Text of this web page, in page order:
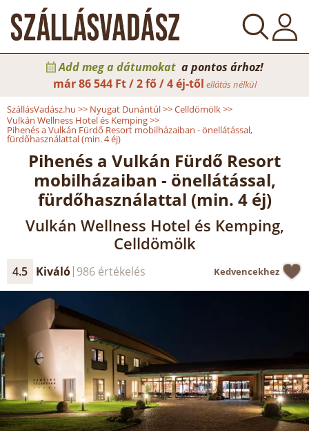
Add meg a dátumokat a pontos árhoz!
már86 544 Ft / 2 fő / 4 éj-től ellátás nélkül
SzállásVadász.hu >> Nyugat Dunántúl>>Celldömölk>>
Vulkán Wellness Hotel és Kemping>>
Pihenés a Vulkán Fürdő Resort mobilházaiban - önellátással,
fürdőhasználattal (min. 4 éj)
Pihenés a Vulkán Fürdő Resort
mobilházaiban - önellátással,
fürdőhasználattal (min. 4 éj)
Vulkán Wellness Hotel és Kemping,
Celldömölk
4.5 Kiváló 986 értékelés Kedvencekhez